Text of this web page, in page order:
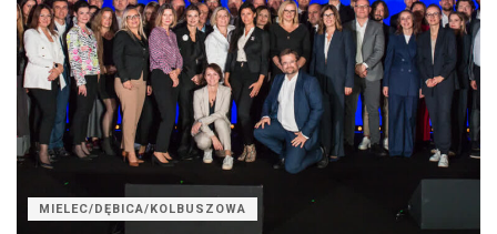
MIELEC/DĘBICA/KOLBUSZOWA